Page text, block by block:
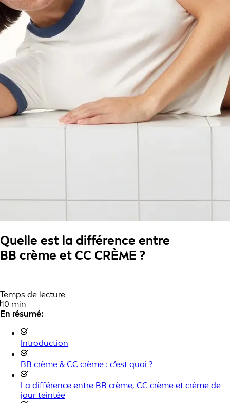
Quelle est la différence entre
BB crème et CC CRÈME ?
Temps de lecture
10 min
En résumé:
Introduction
BB crème & CC crème : c’est quoi ?
La différence entre BB crème, CC crème et crème de
jour teintée